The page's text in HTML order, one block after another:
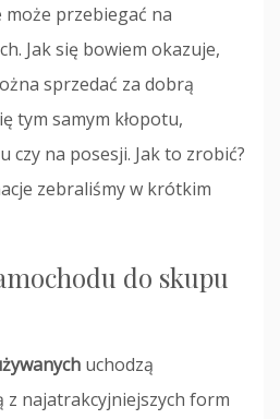
przebiegać na
Jak się bowiem okazuje,
sprzedać za dobrą
tym samym kłopotu,
czy na posesji. Jak to zrobić?
zebraliśmy w krótkim
do skupu
uchodzą
z najatrakcyjniejszych form